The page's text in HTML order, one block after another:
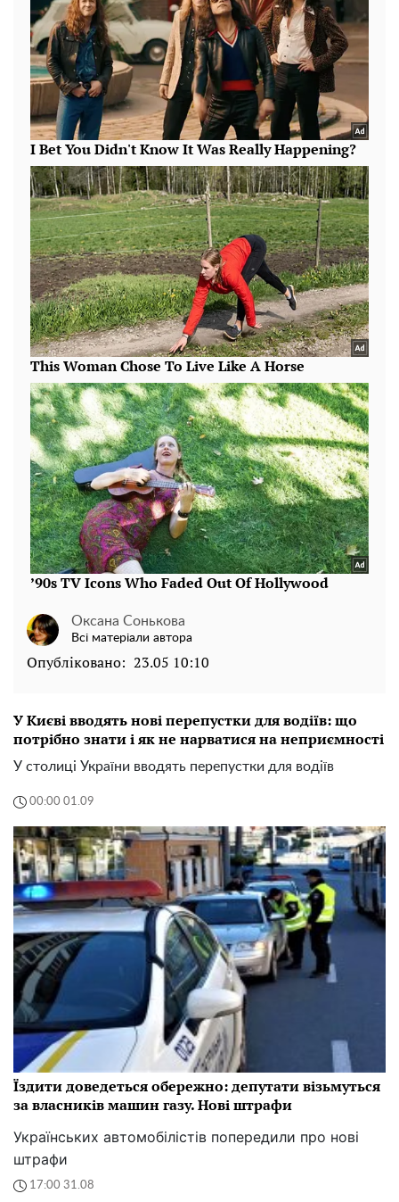
Оксана Сонькова
Всі матеріали автора
Опубліковано: 23.05 10:10
У Києві вводять нові перепустки для водіїв: що
потрібно знати і як не нарватися на неприємності
У столиці України вводять перепустки для водіїв
00:00 01.09
Їздити доведеться обережно: депутати візьмуться
за власників машин газу. Нові штрафи
Українських автомобілістів попередили про нові
штрафи
17:00 31.08